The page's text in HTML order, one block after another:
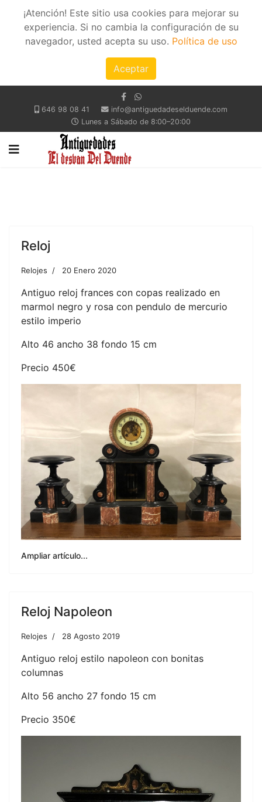
¡Atención! Este sitio usa cookies para mejorar su
experiencia. Si no cambia la configuración de su
navegador, usted acepta su uso. Política de uso
Aceptar
646 98 08 41
info@antiguedadeselduende.com
Lunes a Sábado de 8:00–20:00
Reloj
Relojes 20 Enero 2020
Antiguo reloj frances con copas realizado en
marmol negro y rosa con pendulo de mercurio
estilo imperio
Alto 46 ancho 38 fondo 15 cm
Precio 450€
Ampliar artículo...
Reloj Napoleon
Relojes 28 Agosto 2019
Antiguo reloj estilo napoleon con bonitas
columnas
Alto 56 ancho 27 fondo 15 cm
Precio 350€